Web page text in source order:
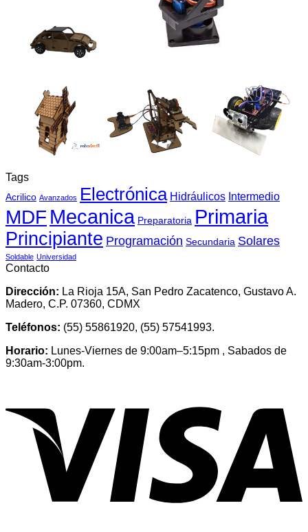
Tags
Acrilico Avanzados Electrónica Hidráulicos Intermedio
MDF Mecanica Preparatoria Primaria
Principiante Programación Secundaria Solares
Soldable Universidad
Contacto
Dirección: La Rioja 15A, San Pedro Zacatenco, Gustavo A.
Madero, C.P. 07360, CDMX
Teléfonos: (55) 55861920, (55) 57541993.
Horario: Lunes-Viernes de 9:00am–5:15pm , Sabados de
9:30am-3:00pm.